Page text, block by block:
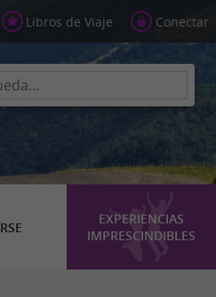
Libros de Viaje Conectar
EXPERIENCIAS
IMPRESCINDIBLES